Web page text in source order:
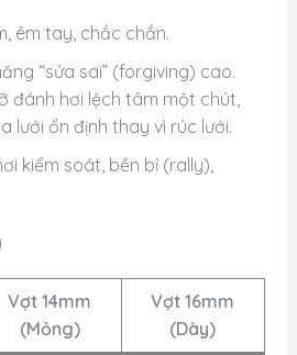
êm tay, chắc chắn.
“sửa sai” (forgiving) cao.
đánh hơi lệch tâm một chút,
lưới ổn định thay vì rúc lưới.
kiểm soát, bền bỉ (rally),
Vợt 14mm
(Mỏng)
Vợt 16mm
(Dày)